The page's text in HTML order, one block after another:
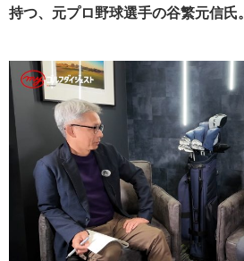
持つ、元プロ野球選手の谷繁元信氏。